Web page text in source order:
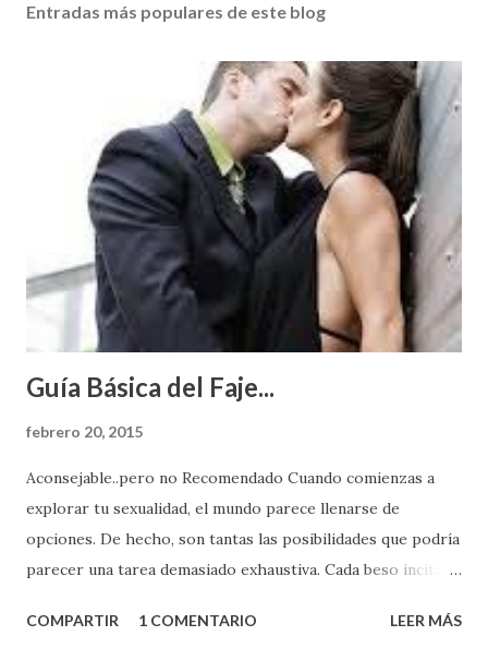
Entradas más populares de este blog
Guía Básica del Faje...
febrero 20, 2015
Aconsejable..pero no Recomendado Cuando comienzas a
explorar tu sexualidad, el mundo parece llenarse de
opciones. De hecho, son tantas las posibilidades que podría
parecer una tarea demasiado exhaustiva. Cada beso incita
partes de ti que jamás hubieras imaginado. El problema es
COMPARTIR 1 COMENTARIO LEER MÁS